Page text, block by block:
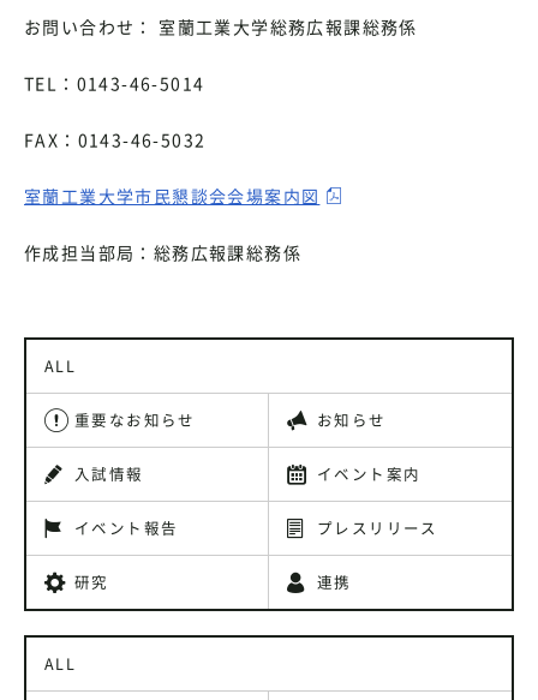
お問い合わせ： 室蘭工業大学総務広報課総務係
TEL：0143-46-5014
FAX：0143-46-5032
室蘭工業大学市民懇談会会場案内図
作成担当部局：総務広報課総務係
ALL
重要なお知らせ お知らせ
入試情報 イベント案内
イベント報告 プレスリリース
研究 連携
ALL